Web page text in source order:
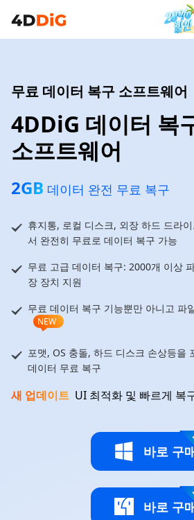
무료 데이터 복구 소프트웨어
4DDiG 데이터 복
소프트웨어
2GB 데이터 완전 무료 복구
휴지통, 로컬 디스크, 외장 하드 드라
서 완전히 무료로 데이터 복구 가능
무료 고급 데이터 복구: 2000개 이상
장 장치 지원
무료 데이터 복구 기능뿐만 아니고 파
NEW
포맷, OS 충돌, 하드 디스크 손상등을
데이터 무료 복구
새 업데이트 UI 최적화 및 빠르게 복
바로 구
바로 구